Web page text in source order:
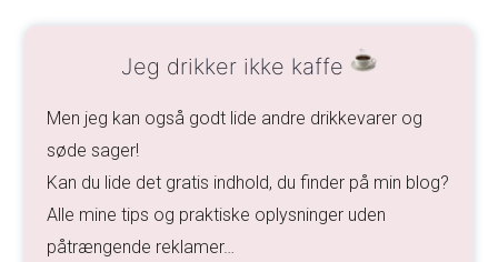
Jeg drikker ikke kaffe
Men jeg kan også godt lide andre drikkevarer og
søde sager!
Kan du lide det gratis indhold, du finder på min blog?
Alle mine tips og praktiske oplysninger uden
påtrængende reklamer…